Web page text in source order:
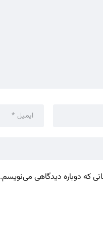
که دوباره دیدگاهی می‌نویسم.